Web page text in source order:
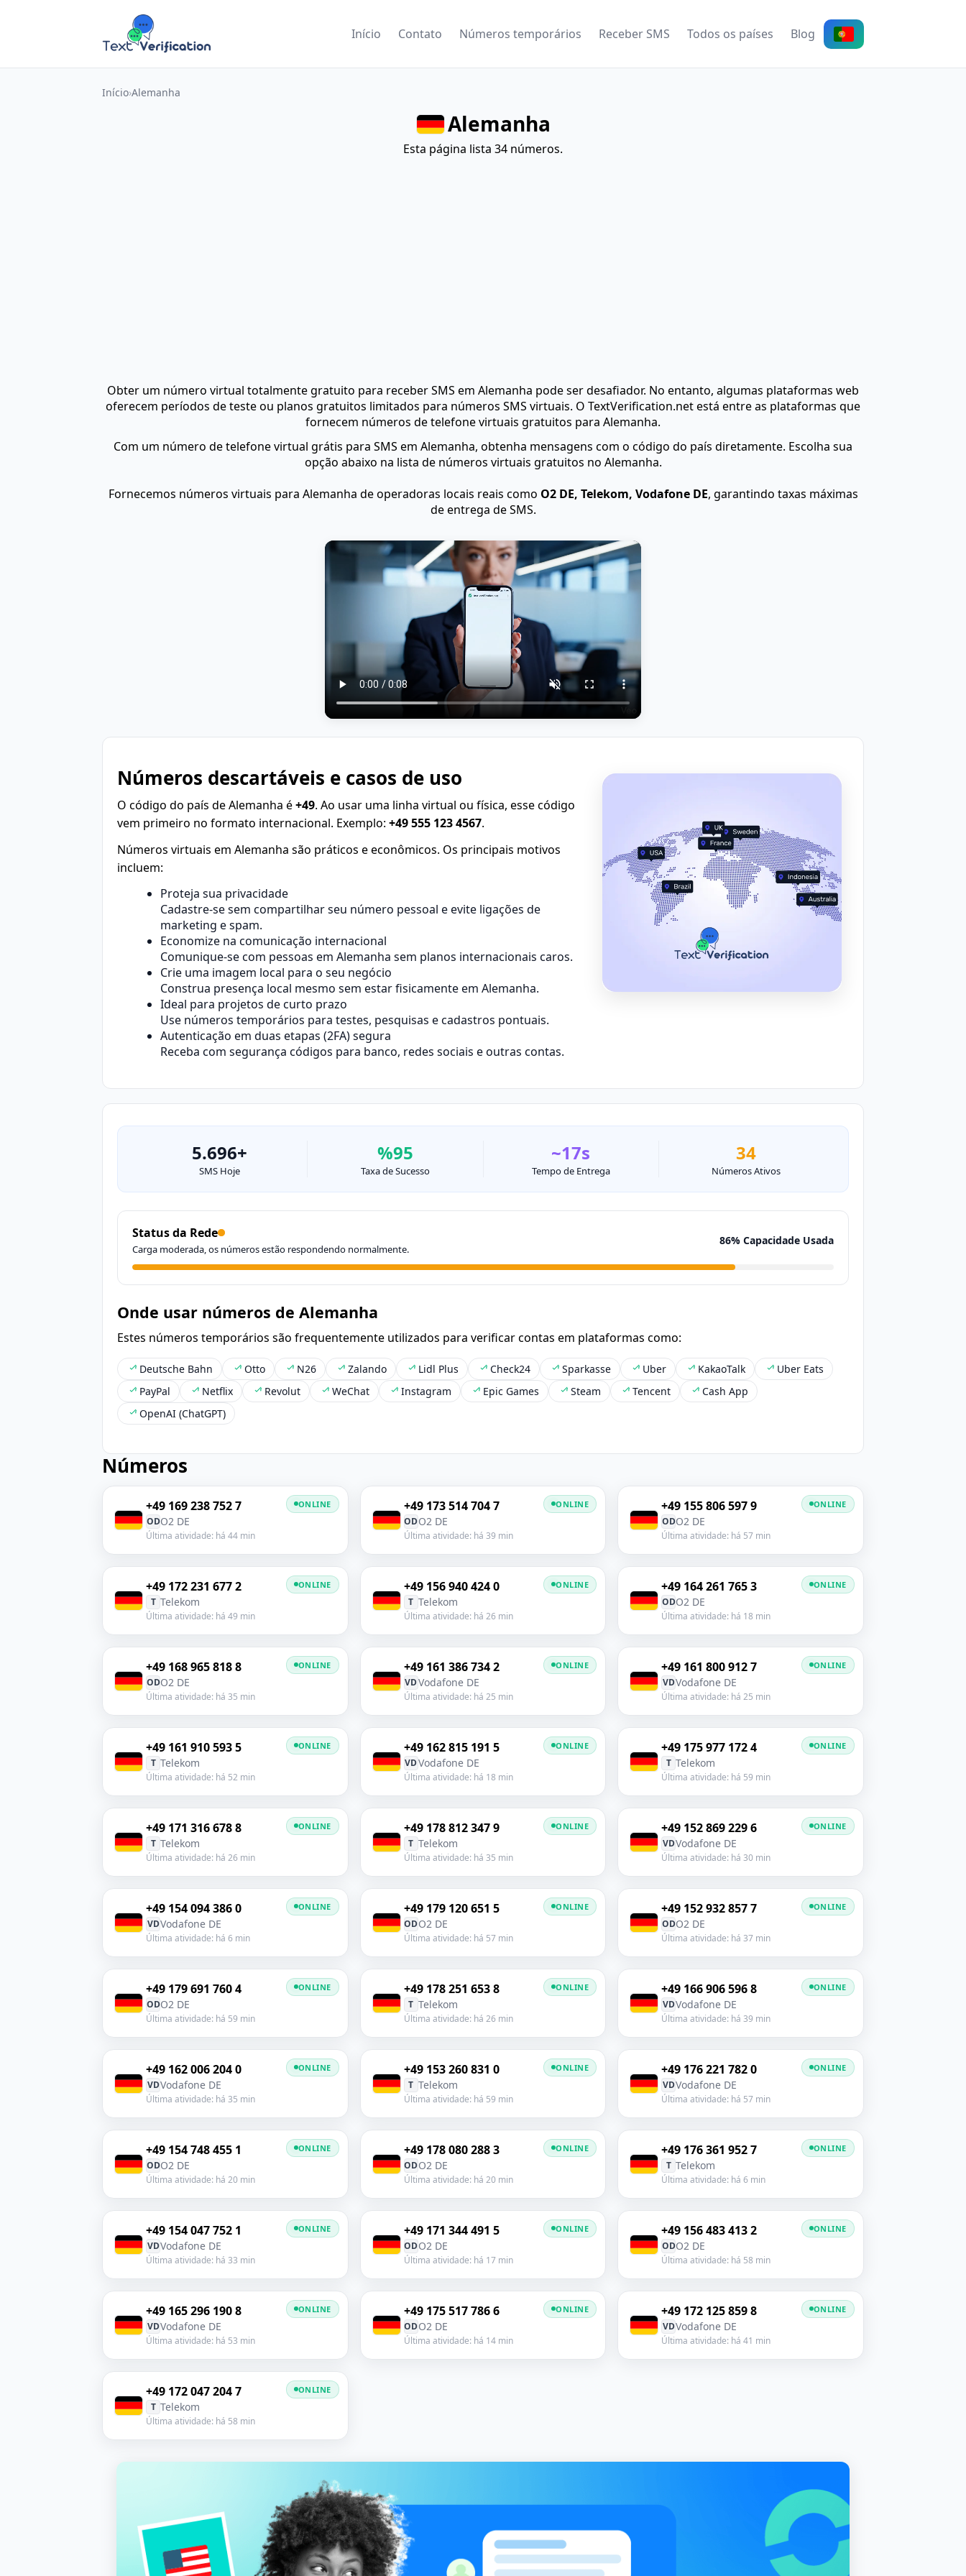
Início Contato Números temporários Receber SMS Todos os países Blog
Início Alemanha
Alemanha
Esta página lista 34 números.
Obter um número virtual totalmente gratuito para receber SMS em Alemanha pode ser desafiador. No entanto, algumas plataformas web
oferecem períodos de teste ou planos gratuitos limitados para números SMS virtuais. O TextVerification.net está entre as plataformas que
fornecem números de telefone virtuais gratuitos para Alemanha.
Com um número de telefone virtual grátis para SMS em Alemanha, obtenha mensagens com o código do país diretamente. Escolha sua
opção abaixo na lista de números virtuais gratuitos no Alemanha.
Fornecemos números virtuais para Alemanha de operadoras locais reais como O2 DE, Telekom, Vodafone DE, garantindo taxas máximas
de entrega de SMS.
Números descartáveis e casos de uso
O código do país de Alemanha é+49. Ao usar uma linha virtual ou física, esse código
vem primeiro no formato internacional. Exemplo: +49 555 123 4567.
Números virtuais em Alemanha são práticos e econômicos. Os principais motivos
incluem:
Proteja sua privacidade
Cadastre-se sem compartilhar seu número pessoal e evite ligações de
marketing e spam.
Economize na comunicação internacional
Comunique-se com pessoas em Alemanha sem planos internacionais caros.
Crie uma imagem local para o seu negócio
Construa presença local mesmo sem estar fisicamente em Alemanha.
Ideal para projetos de curto prazo
Use números temporários para testes, pesquisas e cadastros pontuais.
Autenticação em duas etapas (2FA) segura
Receba com segurança códigos para banco, redes sociais e outras contas.
5.696+
SMS Hoje
%95
Taxa de Sucesso
~17s
Tempo de Entrega
34
Números Ativos
Status da Rede
Carga moderada, os números estão respondendo normalmente.
86% Capacidade Usada
Onde usar números de Alemanha
Estes números temporários são frequentemente utilizados para verificar contas em plataformas como:
Deutsche Bahn Otto N26 Zalando Lidl Plus Check24 Sparkasse Uber KakaoTalk
Uber Eats
PayPal
Netflix Revolut WeChat Instagram Epic Games Steam Tencent
Cash App
OpenAI (ChatGPT)
Números
+49 169 238 752 7
ODO2 DE
Última atividade: há 44 min
ONLINE +49 173 514 704 7
ODO2 DE
Última atividade: há 39 min
ONLINE +49 155 806 597 9
ODO2 DE
Última atividade: há 57 min
ONLINE
+49 172 231 677 2
T Telekom
Última atividade: há 49 min
ONLINE +49 156 940 424 0
T Telekom
Última atividade: há 26 min
ONLINE +49 164 261 765 3
ODO2 DE
Última atividade: há 18 min
ONLINE
+49 168 965 818 8
ODO2 DE
Última atividade: há 35 min
ONLINE +49 161 386 734 2
VDVodafone DE
Última atividade: há 25 min
ONLINE +49 161 800 912 7
VDVodafone DE
Última atividade: há 25 min
ONLINE
+49 161 910 593 5
T Telekom
Última atividade: há 52 min
ONLINE +49 162 815 191 5
VDVodafone DE
Última atividade: há 18 min
ONLINE +49 175 977 172 4
T Telekom
Última atividade: há 59 min
ONLINE
+49 171 316 678 8
T Telekom
Última atividade: há 26 min
ONLINE +49 178 812 347 9
T Telekom
Última atividade: há 35 min
ONLINE +49 152 869 229 6
VDVodafone DE
Última atividade: há 30 min
ONLINE
+49 154 094 386 0
VDVodafone DE
Última atividade: há 6 min
ONLINE +49 179 120 651 5
ODO2 DE
Última atividade: há 57 min
ONLINE +49 152 932 857 7
ODO2 DE
Última atividade: há 37 min
ONLINE
+49 179 691 760 4
ODO2 DE
Última atividade: há 59 min
ONLINE +49 178 251 653 8
T Telekom
Última atividade: há 26 min
ONLINE +49 166 906 596 8
VDVodafone DE
Última atividade: há 39 min
ONLINE
+49 162 006 204 0
VDVodafone DE
Última atividade: há 35 min
ONLINE +49 153 260 831 0
T Telekom
Última atividade: há 59 min
ONLINE +49 176 221 782 0
VDVodafone DE
Última atividade: há 57 min
ONLINE
+49 154 748 455 1
ODO2 DE
Última atividade: há 20 min
ONLINE +49 178 080 288 3
ODO2 DE
Última atividade: há 20 min
ONLINE +49 176 361 952 7
T Telekom
Última atividade: há 6 min
ONLINE
+49 154 047 752 1
VDVodafone DE
Última atividade: há 33 min
ONLINE +49 171 344 491 5
ODO2 DE
Última atividade: há 17 min
ONLINE +49 156 483 413 2
ODO2 DE
Última atividade: há 58 min
ONLINE
+49 165 296 190 8
VDVodafone DE
Última atividade: há 53 min
ONLINE +49 175 517 786 6
ODO2 DE
Última atividade: há 14 min
ONLINE +49 172 125 859 8
VDVodafone DE
Última atividade: há 41 min
ONLINE
+49 172 047 204 7
T Telekom
Última atividade: há 58 min
ONLINE